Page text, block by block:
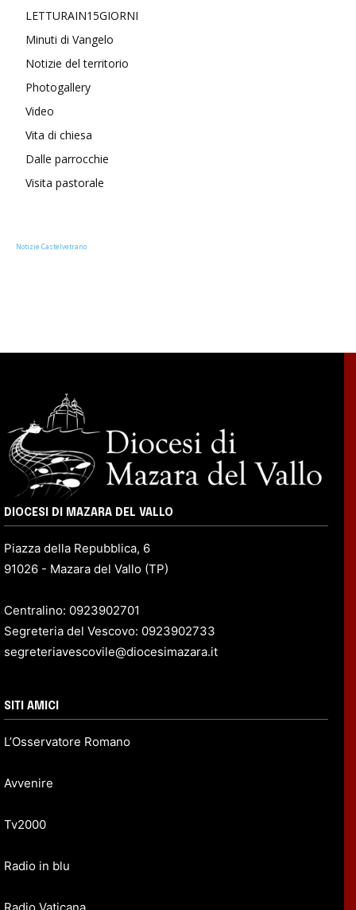
LETTURAIN15GIORNI
Minuti di Vangelo
Notizie del territorio
Photogallery
Video
Vita di chiesa
Dalle parrocchie
Visita pastorale
Notizie Castelvetrano
DIOCESI DI MAZARA DEL VALLO
Piazza della Repubblica, 6
91026 - Mazara del Vallo (TP)
Centralino: 0923902701
Segreteria del Vescovo: 0923902733
segreteriavescovile@diocesimazara.it
SITI AMICI
L’Osservatore Romano
Avvenire
Tv2000
Radio in blu
Radio Vaticana